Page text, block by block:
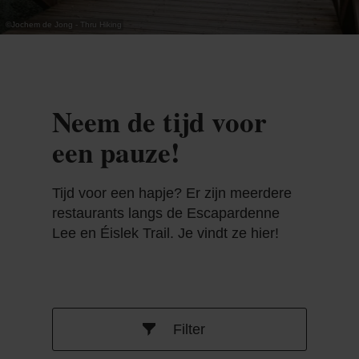
©Jochem de Jong - Thru Hiking
Neem de tijd voor
een pauze!
Tijd voor een hapje? Er zijn meerdere
restaurants langs de Escapardenne
Lee en Éislek Trail. Je vindt ze hier!
Filter